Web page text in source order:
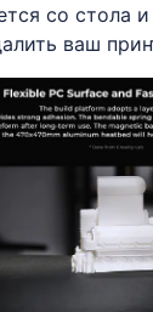
со стола
ваш